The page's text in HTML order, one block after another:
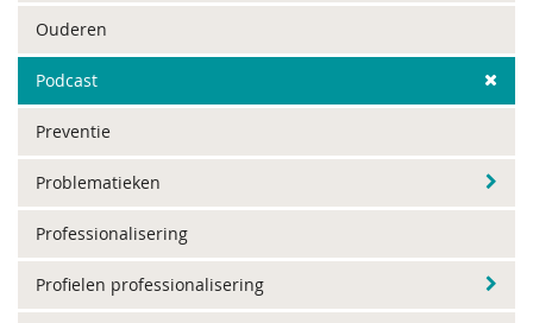
Ouderen
Podcast
Preventie
Problematieken
Professionalisering
Profielen professionalisering